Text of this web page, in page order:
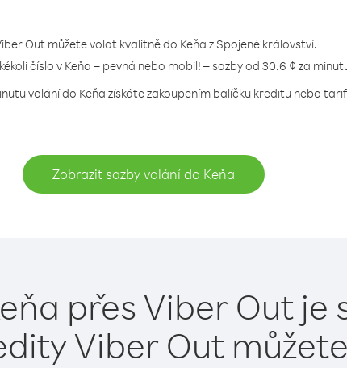
Out můžete volat kvalitně do Keňa z Spojené království.
číslo v Keňa – pevná nebo mobil! – sazby od 30.6 ¢ za
volání do Keňa získáte zakoupením balíčku kreditu nebo
Zobrazit sazby volání do Keňa
přes Viber Out je
Viber Out